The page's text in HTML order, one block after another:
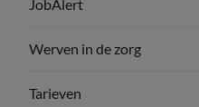
JobAlert
Werven in de zorg
Tarieven